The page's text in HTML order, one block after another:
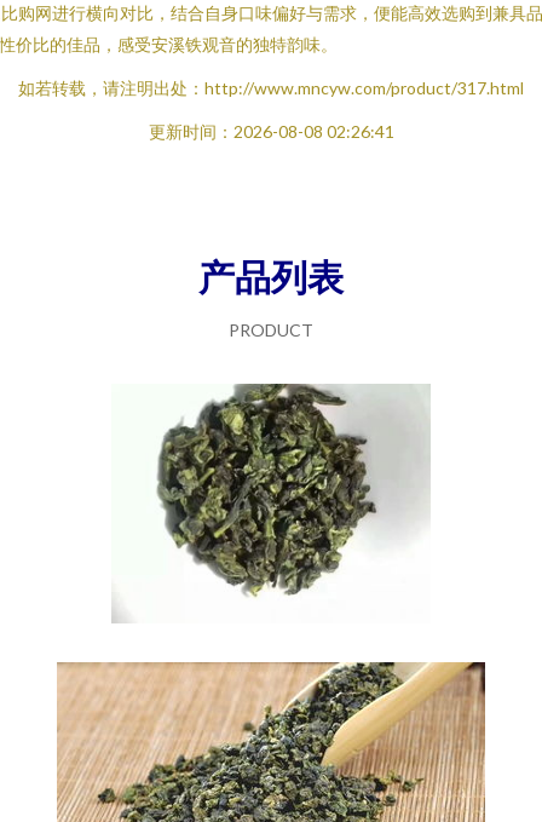
购网进行横向对比，结合自身口味偏好与需求，便能高效选购到兼具
价比的佳品，感受安溪铁观音的独特韵味。
如若转载，请注明出处：http://www.mncyw.com/product/317.html
更新时间：2026-08-08 02:26:41
产品列表
PRODUCT